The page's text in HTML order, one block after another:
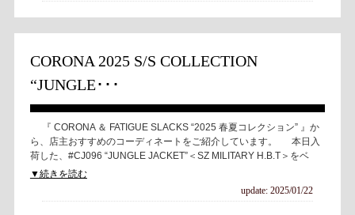
CORONA 2025 S/S COLLECTION
“JUNGLE･･･
『 CORONA ＆ FATIGUE SLACKS “2025 春夏コレクション” 』か
ら、店主おすすめのコーディネートをご紹介しています。 本日入
荷した、#CJ096 “JUNGLE JACKET”＜SZ MILITARY H.B.T＞をベ
▼続きを読む
update: 2025/01/22